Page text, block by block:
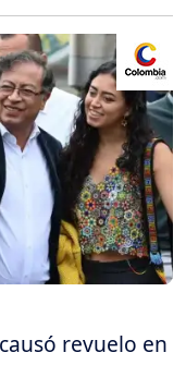
revuelo en